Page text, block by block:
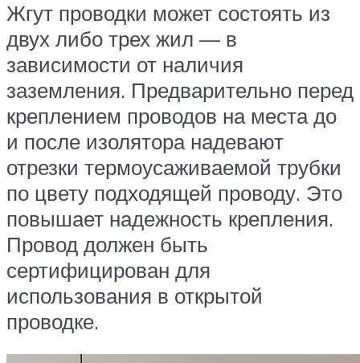
Жгут проводки может состоять из
двух либо трех жил — в
зависимости от наличия
заземления. Предварительно перед
креплением проводов на места до
и после изолятора надевают
отрезки термоусаживаемой трубки
по цвету подходящей проводу. Это
повышает надежность крепления.
Провод должен быть
сертифицирован для
использования в открытой
проводке.